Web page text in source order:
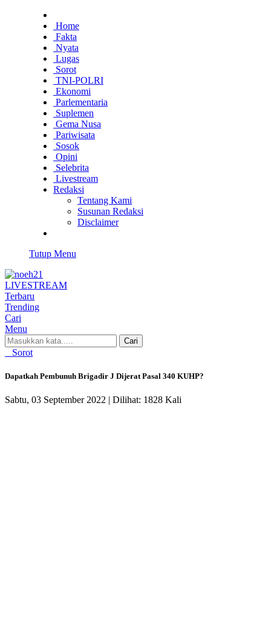
Home
Fakta
Nyata
Lugas
Sorot
TNI-POLRI
Ekonomi
Parlementaria
Suplemen
Gema Nusa
Pariwisata
Sosok
Opini
Selebrita
Livestream
Redaksi
Tentang Kami
Susunan Redaksi
Disclaimer
Tutup Menu
LIVESTREAM
Terbaru
Trending
Cari
Menu
Cari
Sorot
Dapatkah Pembunuh Brigadir J Dijerat Pasal 340 KUHP?
Sabtu, 03 September 2022 | Dilihat: 1828 Kali